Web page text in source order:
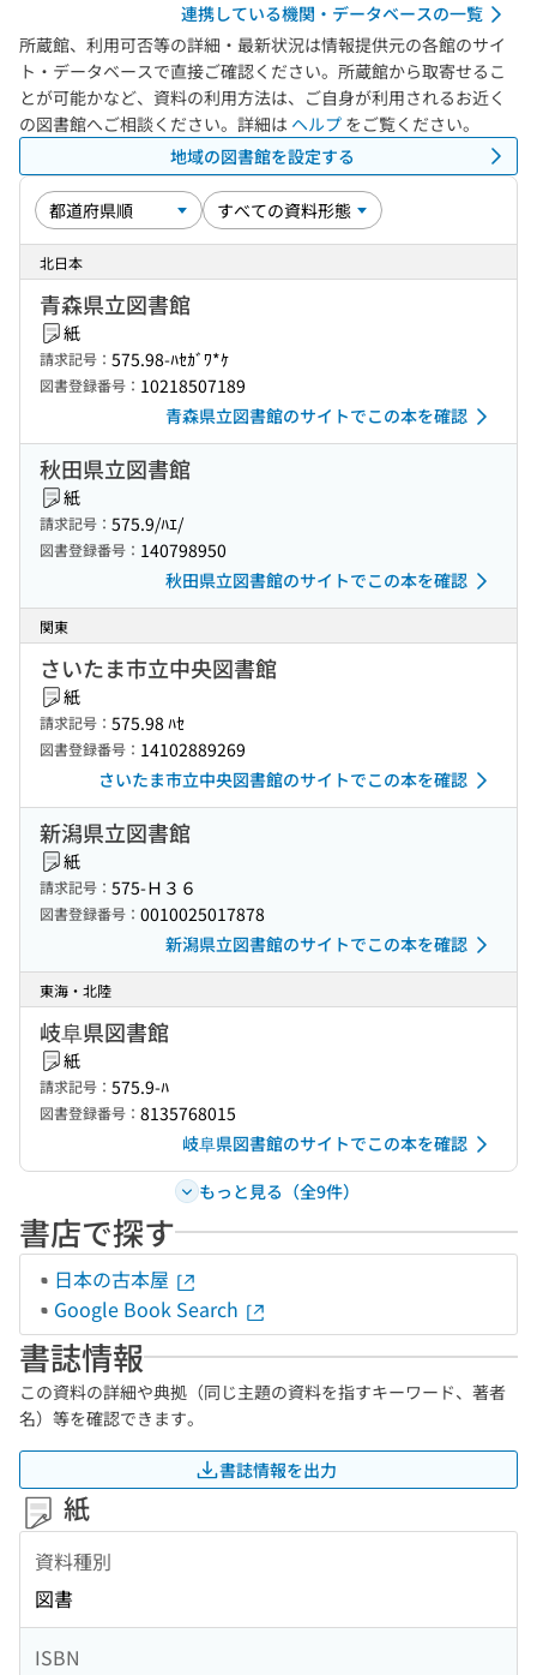
連携している機関・データベースの一覧
所蔵館、利用可否等の詳細・最新状況は情報提供元の各館のサイ
ト・データベースで直接ご確認ください。所蔵館から取寄せるこ
とが可能かなど、資料の利用方法は、ご自身が利用されるお近く
の図書館へご相談ください。詳細は ヘルプ をご覧ください。
地域の図書館を設定する
北日本
青森県立図書館
紙
請求記号： 575.98-ﾊｾｶﾞﾜ*ｹ
図書登録番号： 10218507189
青森県立図書館のサイトでこの本を確認
秋田県立図書館
紙
請求記号： 575.9/ﾊｴ/
図書登録番号： 140798950
秋田県立図書館のサイトでこの本を確認
関東
さいたま市立中央図書館
紙
請求記号： 575.98 ﾊｾ
図書登録番号： 14102889269
さいたま市立中央図書館のサイトでこの本を確認
新潟県立図書館
紙
請求記号： 575-Ｈ３６
図書登録番号： 0010025017878
新潟県立図書館のサイトでこの本を確認
東海・北陸
岐阜県図書館
紙
請求記号： 575.9-ﾊ
図書登録番号： 8135768015
岐阜県図書館のサイトでこの本を確認
もっと見る（全9件）
書店で探す
日本の古本屋
Google Book Search
書誌情報
この資料の詳細や典拠（同じ主題の資料を指すキーワード、著者
名）等を確認できます。
書誌情報を出力
紙
資料種別
図書
ISBN